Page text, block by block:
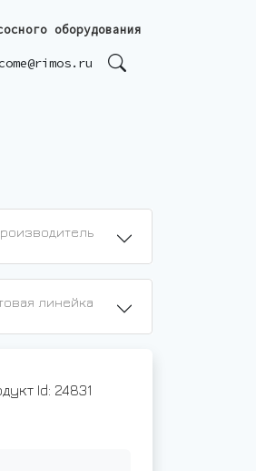
оборудования
линейка
Id: 24831